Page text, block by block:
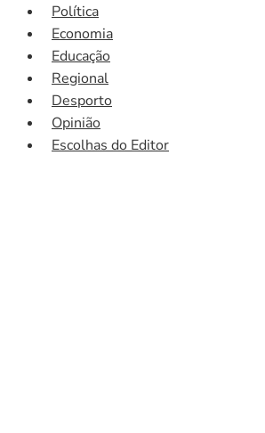
Política
Economia
Educação
Regional
Desporto
Opinião
Escolhas do Editor